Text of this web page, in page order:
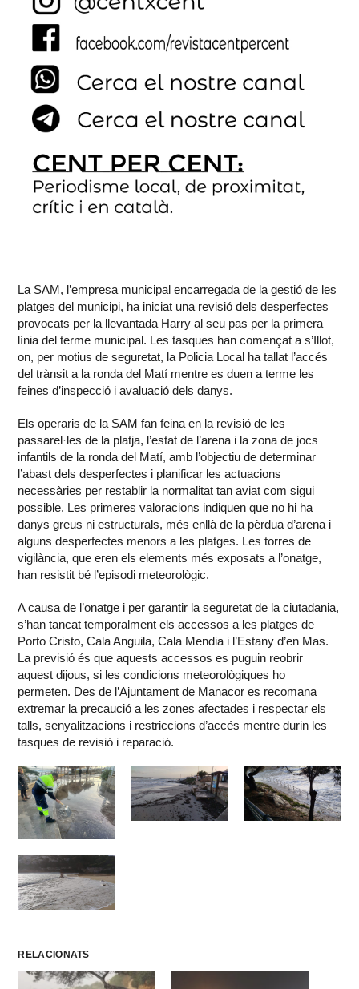
La SAM, l’empresa municipal encarregada de la gestió de les
platges del municipi, ha iniciat una revisió dels desperfectes
provocats per la llevantada Harry al seu pas per la primera
línia del terme municipal. Les tasques han començat a s’Illot,
on, per motius de seguretat, la Policia Local ha tallat l’accés
del trànsit a la ronda del Matí mentre es duen a terme les
feines d’inspecció i avaluació dels danys.
Els operaris de la SAM fan feina en la revisió de les
passarel·les de la platja, l’estat de l’arena i la zona de jocs
infantils de la ronda del Matí, amb l’objectiu de determinar
l’abast dels desperfectes i planificar les actuacions
necessàries per restablir la normalitat tan aviat com sigui
possible. Les primeres valoracions indiquen que no hi ha
danys greus ni estructurals, més enllà de la pèrdua d’arena i
alguns desperfectes menors a les platges. Les torres de
vigilància, que eren els elements més exposats a l’onatge,
han resistit bé l’episodi meteorològic.
A causa de l’onatge i per garantir la seguretat de la ciutadania,
s’han tancat temporalment els accessos a les platges de
Porto Cristo, Cala Anguila, Cala Mendia i l’Estany d’en Mas.
La previsió és que aquests accessos es puguin reobrir
aquest dijous, si les condicions meteorològiques ho
permeten. Des de l’Ajuntament de Manacor es recomana
extremar la precaució a les zones afectades i respectar els
talls, senyalitzacions i restriccions d’accés mentre durin les
tasques de revisió i reparació.
RELACIONATS